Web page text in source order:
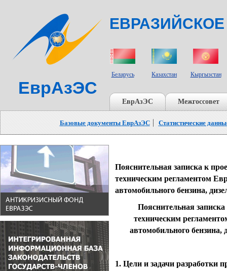
ЕврАзЭС
Беларусь Казахстан Кыргызстан
ЕврАзЭС Межгоссовет
Базовые документы ЕврАзЭС Статистические
Пояснительная записка к
техническим регламентом
автомобильного бензина,
Пояснительная
техническим
автомобильного бензина,
1. Цели и задачи разработки